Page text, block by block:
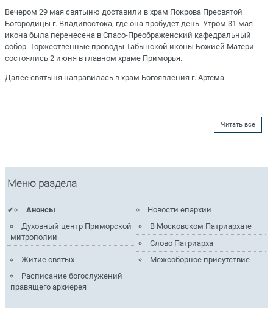
Вечером 29 мая святыню доставили в храм Покрова Пресвятой
Богородицы г. Владивостока, где она пробудет день. Утром 31 мая
икона была перенесена в Спасо-Преображенский кафедральный
собор. Торжественные проводы Табынской иконы Божией Матери
состоялись 2 июня в главном храме Приморья.
Далее святыня направилась в храм Богоявления г. Артема.
Читать все
Меню раздела
Анонсы
Новости епархии
Духовный центр Приморской
митрополии
В Московском Патриархате
Слово Патриарха
Житие святых
Межсоборное присутствие
Расписание богослужений
правящего архиерея